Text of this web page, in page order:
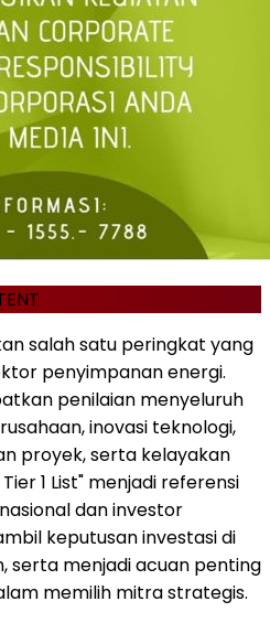
salah satu peringkat yang
penyimpanan energi.
penilaian menyeluruh
inovasi teknologi,
proyek, serta kelayakan
Tier 1 List" menjadi referensi
dan investor
keputusan investasi di
serta menjadi acuan penting
memilih mitra strategis.